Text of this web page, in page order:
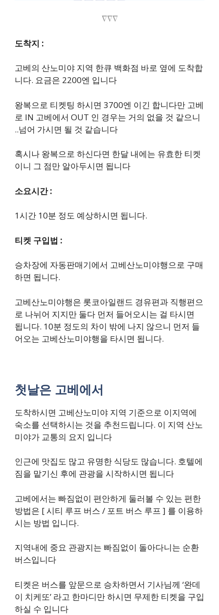
∇∇∇
도착지 :
고베의 산노미야 지역 한큐 백화점 바로 옆에 도착합
니다. 요금은 2200엔 입니다
왕복으로 티켓팅 하시면 3700엔 이긴 합니다만 고베
로 IN 고베에서 OUT 인 경우는 거의 없을 것 같으니
..넘어 가시면 될 것 같습니다
혹시나 왕복으로 하신다면 한달 내에는 유효한 티켓
이니 그 점만 알아두시면 됩니다
소요시간 :
1시간 10분 정도 예상하시면 됩니다.
티켓 구입법 :
승차장에 자동판매기에서 고베산노미야행으로 구매
하면 됩니다.
고베산노미야행은 롯코아일랜드 경유편과 직행편으
로 나뉘어 지지만 둘다 먼저 들어오시는 걸 타시면
됩니다. 10분 정도의 차이 밖에 나지 않으니 먼저 들
어오는 고베산노미야행을 타시면 됩니다.
첫날은 고베에서
도착하시면 고베산노미야 지역 기준으로 이지역에
숙소를 선택하시는 것을 추천드립니다. 이 지역 산노
미야가 교통의 요지 입니다
인근에 맛집도 많고 유명한 식당도 많습니다. 호텔에
짐을 맡기신 후에 관광을 시작하시면 됩니다
고베에서는 빠짐없이 편안하게 둘러볼 수 있는 편한
방법은 [ 시티 루프 버스 / 포트 버스 루프 ] 를 이용하
시는 방법 입니다.
지역내에 중요 관광지는 빠짐없이 돌아다니는 순환
버스입니다
티켓은 버스를 앞문으로 승차하면서 기사님께 ‘완데
이 치케또’ 라고 한마디만 하시면 무제한 티켓을 구입
하실 수 입니다